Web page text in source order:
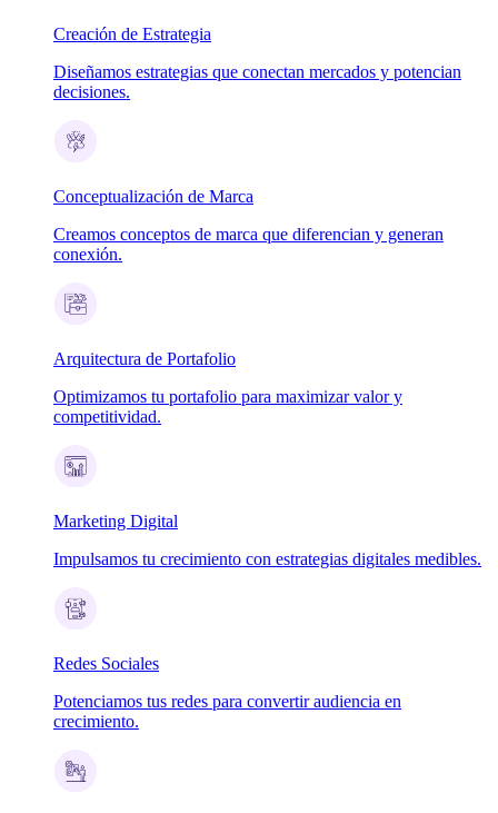
Creación de Estrategia
Diseñamos estrategias que conectan mercados y potencian
decisiones.
Conceptualización de Marca
Creamos conceptos de marca que diferencian y generan
conexión.
Arquitectura de Portafolio
Optimizamos tu portafolio para maximizar valor y
competitividad.
Marketing Digital
Impulsamos tu crecimiento con estrategias digitales medibles.
Redes Sociales
Potenciamos tus redes para convertir audiencia en
crecimiento.